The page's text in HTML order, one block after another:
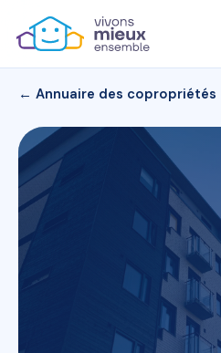
← Annuaire des copropriétés